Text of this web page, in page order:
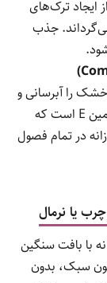
ایجاد ترک‌های
جذب
را آبرسانی و
تغذیه می‌کند. غنی از روغن‌های گیاهی و ویتامین E است که
در تمام فصول
یا نرمال
با بافت سنگین
سبک، بدون